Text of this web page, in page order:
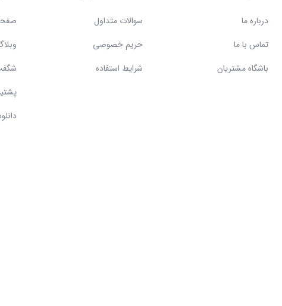
درباره ما
تماس با ما
باشگاه مشتریان
سوالات متداول
حریم خصوصی
شرایط استفاده